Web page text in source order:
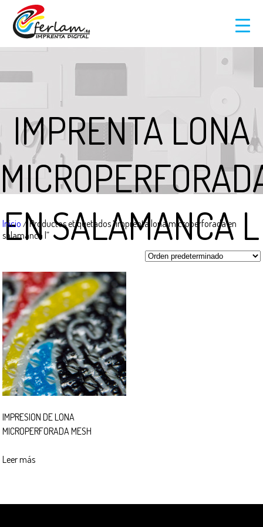
IMPRENTA LONA
EN SALAMANCA L
Inicio / Productos etiquetados “imprenta lona microperforada en
salamanca l”
IMPRESION DE LONA
MICROPERFORADA MESH
Leer más